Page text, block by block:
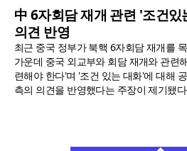
中 6자회담 재개 관련 '조건
의견 반영
최근 중국 정부가 북핵 6자회담 재개를
가운데 중국 외교부와 회담 재개와 관련
련해야 한다'며 '조건 있는 대화'에 대해
측의 의견을 반영했다는 주장이 제기됐